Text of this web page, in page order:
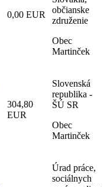
0,00 EUR
občianske
združenie
Obec
Martinček
304,80
EUR
Slovenská
republika -
ŠÚ SR
Obec
Martinček
Úrad práce,
sociálnych